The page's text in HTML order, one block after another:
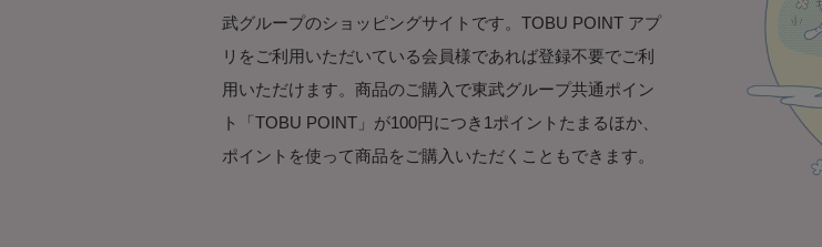
武グループのショッピングサイトです。TOBU POINT アプ
リをご利用いただいている会員様であれば登録不要でご利
用いただけます。商品のご購入で東武グループ共通ポイン
ト「TOBU POINT」が100円につき1ポイントたまるほか、
ポイントを使って商品をご購入いただくこともできます。